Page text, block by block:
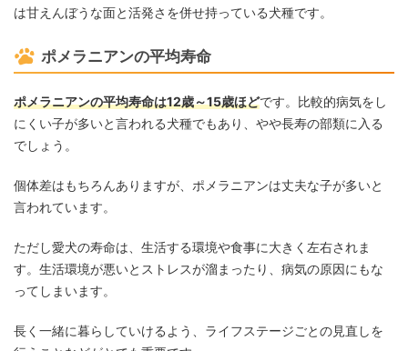
は甘えんぼうな面と活発さを併せ持っている犬種です。
ポメラニアンの平均寿命
ポメラニアンの平均寿命は12歳～15歳ほどです。比較的病気をし
にくい子が多いと言われる犬種でもあり、やや長寿の部類に入る
でしょう。
個体差はもちろんありますが、ポメラニアンは丈夫な子が多いと
言われています。
ただし愛犬の寿命は、生活する環境や食事に大きく左右されま
す。生活環境が悪いとストレスが溜まったり、病気の原因にもな
ってしまいます。
長く一緒に暮らしていけるよう、ライフステージごとの見直しを